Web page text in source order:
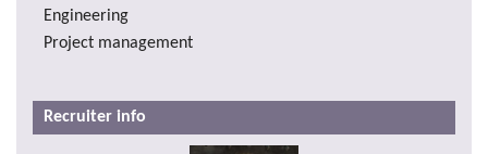
Engineering
Project management
Recruiter info